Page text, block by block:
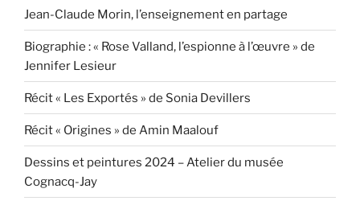
Jean-Claude Morin, l’enseignement en partage
Biographie : « Rose Valland, l’espionne à l’œuvre » de
Jennifer Lesieur
Récit « Les Exportés » de Sonia Devillers
Récit « Origines » de Amin Maalouf
Dessins et peintures 2024 – Atelier du musée
Cognacq-Jay